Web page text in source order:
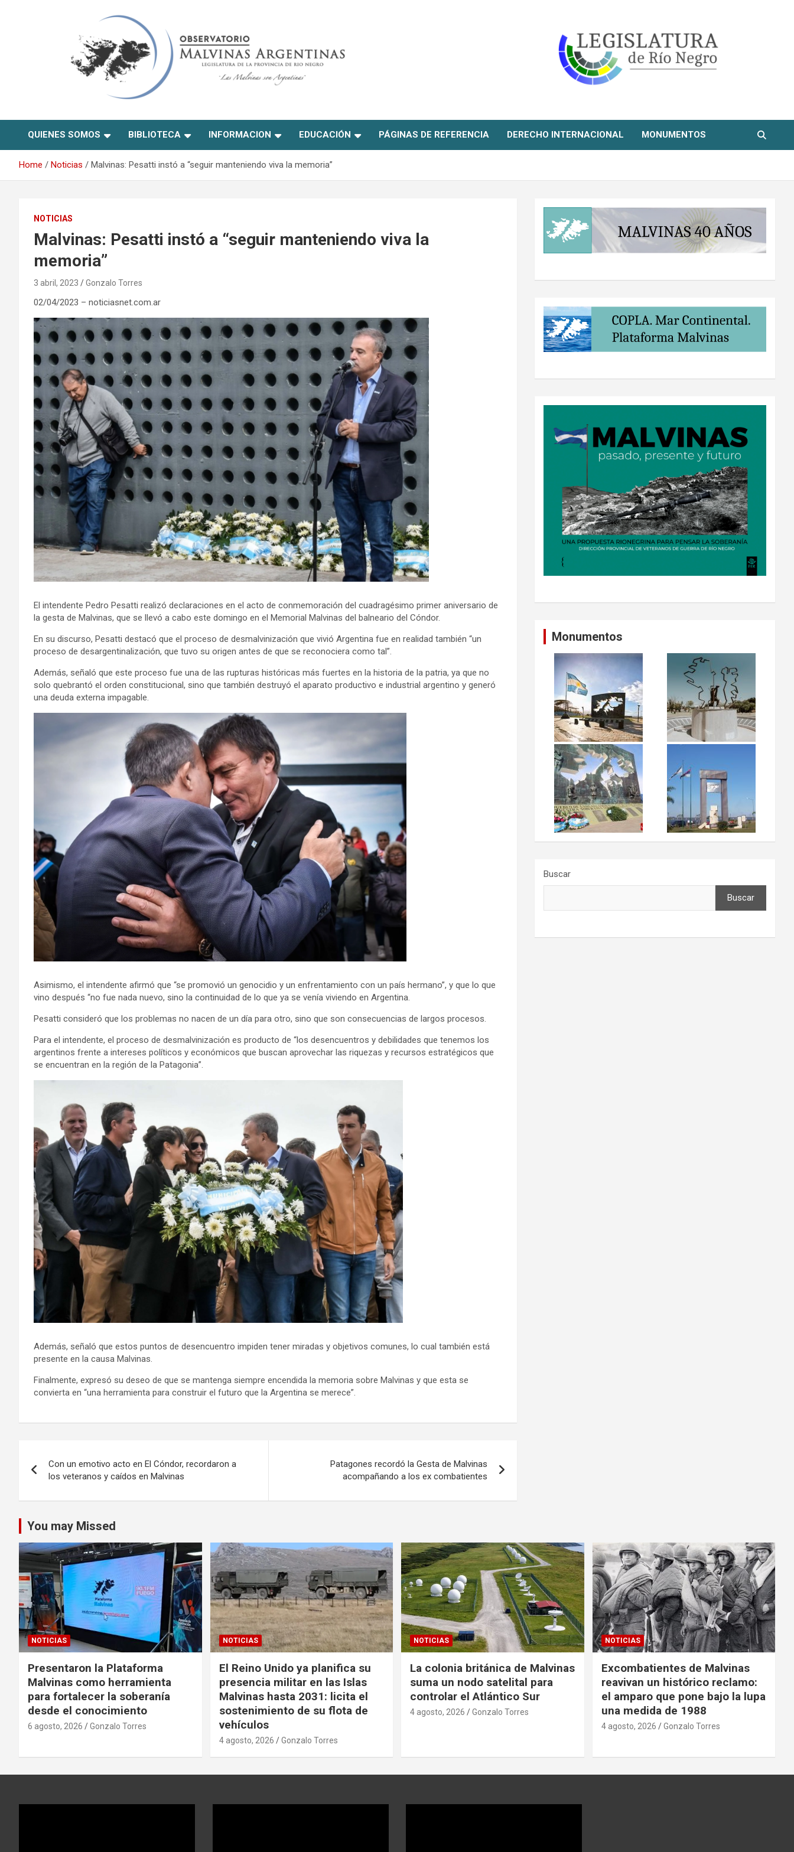
Observatorio Malvinas –
Río Negro
QUIENES SOMOS BIBLIOTECA INFORMACION EDUCACIÓN PÁGINAS DE REFERENCIA DERECHO INTERNACIONAL MONUMENTOS
Home Noticias Malvinas: Pesatti instó a “seguir manteniendo viva la memoria”
NOTICIAS
Malvinas: Pesatti instó a “seguir manteniendo viva la
memoria”
3 abril, 2023 Gonzalo Torres
02/04/2023 – noticiasnet.com.ar
El intendente Pedro Pesatti realizó declaraciones en el acto de conmemoración del cuadragésimo primer aniversario de
la gesta de Malvinas, que se llevó a cabo este domingo en el Memorial Malvinas del balneario del Cóndor.
En su discurso, Pesatti destacó que el proceso de desmalvinización que vivió Argentina fue en realidad también “un
proceso de desargentinalización, que tuvo su origen antes de que se reconociera como tal”.
Además, señaló que este proceso fue una de las rupturas históricas más fuertes en la historia de la patria, ya que no
solo quebrantó el orden constitucional, sino que también destruyó el aparato productivo e industrial argentino y generó
una deuda externa impagable.
Asimismo, el intendente afirmó que “se promovió un genocidio y un enfrentamiento con un país hermano”, y que lo que
vino después “no fue nada nuevo, sino la continuidad de lo que ya se venía viviendo en Argentina.
Pesatti consideró que los problemas no nacen de un día para otro, sino que son consecuencias de largos procesos.
Para el intendente, el proceso de desmalvinización es producto de “los desencuentros y debilidades que tenemos los
argentinos frente a intereses políticos y económicos que buscan aprovechar las riquezas y recursos estratégicos que
se encuentran en la región de la Patagonia”.
Además, señaló que estos puntos de desencuentro impiden tener miradas y objetivos comunes, lo cual también está
presente en la causa Malvinas.
Finalmente, expresó su deseo de que se mantenga siempre encendida la memoria sobre Malvinas y que esta se
convierta en “una herramienta para construir el futuro que la Argentina se merece”.
de
entradas
Con un emotivo acto en El Cóndor, recordaron a
los veteranos y caídos en Malvinas
Patagones recordó la Gesta de Malvinas
acompañando a los ex combatientes
Monumentos
Buscar
Buscar
You may Missed
NOTICIAS
Presentaron la Plataforma
Malvinas como herramienta
para fortalecer la soberanía
desde el conocimiento
6 agosto, 2026 Gonzalo Torres
NOTICIAS
El Reino Unido ya planifica su
presencia militar en las Islas
Malvinas hasta 2031: licita el
sostenimiento de su flota de
vehículos
4 agosto, 2026 Gonzalo Torres
NOTICIAS
La colonia británica de Malvinas
suma un nodo satelital para
controlar el Atlántico Sur
4 agosto, 2026 Gonzalo Torres
NOTICIAS
Excombatientes de Malvinas
reavivan un histórico reclamo:
el amparo que pone bajo la lupa
una medida de 1988
4 agosto, 2026 Gonzalo Torres